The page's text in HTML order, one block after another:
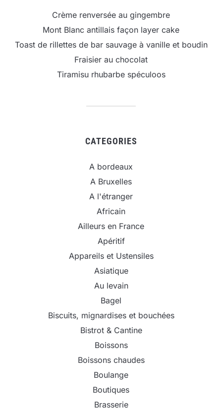
Crème renversée au gingembre
Mont Blanc antillais façon layer cake
Toast de rillettes de bar sauvage à vanille et boudin
Fraisier au chocolat
Tiramisu rhubarbe spéculoos
CATEGORIES
A bordeaux
A Bruxelles
A l'étranger
Africain
Ailleurs en France
Apéritif
Appareils et Ustensiles
Asiatique
Au levain
Bagel
Biscuits, mignardises et bouchées
Bistrot & Cantine
Boissons
Boissons chaudes
Boulange
Boutiques
Brasserie